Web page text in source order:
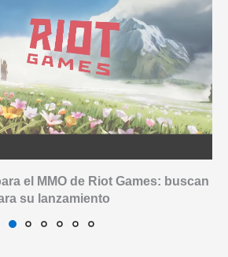
el MMO de Riot Games: buscan
su lanzamiento